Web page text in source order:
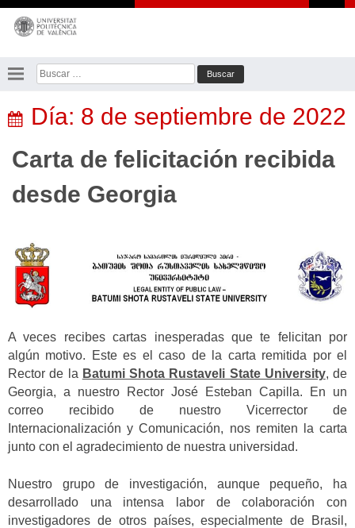
Saltar
contenido
Buscar:
Día: 8 de septiembre de 2022
Carta de felicitación recibida
desde Georgia
A veces recibes cartas inesperadas que te felicitan por
algún motivo. Este es el caso de la carta remitida por el
Rector de la Batumi Shota Rustaveli State University, de
Georgia, a nuestro Rector José Esteban Capilla. En un
correo recibido de nuestro Vicerrector de
Internacionalización y Comunicación, nos remiten la carta
junto con el agradecimiento de nuestra universidad.
Nuestro grupo de investigación, aunque pequeño, ha
desarrollado una intensa labor de colaboración con
investigadores de otros países, especialmente de Brasil,